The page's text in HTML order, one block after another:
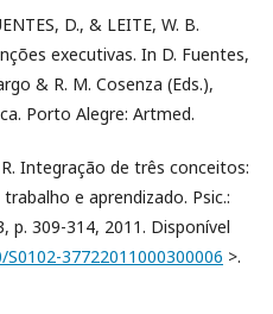
D., & LEITE, W. B.
executivas. In D. Fuentes,
& R. M. Cosenza (Eds.),
Porto Alegre: Artmed.
R. Integração de três conceitos:
e aprendizado. Psic.:
p. 309-314, 2011. Disponível
37722011000300006 >.